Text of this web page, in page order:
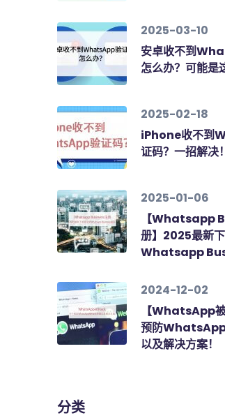
2025-03-10
安卓收不到
怎么办？可能是
2025-02-18
iPhone收不到
证码？一招解决！
2025-01-06
【Whatsapp
册】2025最新
Whatsapp
2024-12-02
【WhatsApp
预防
以及解决方案！
分类